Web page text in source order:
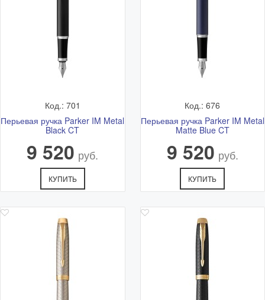
Код.: 701
Перьевая ручка Parker IM Metal
Black CT
9 520 руб.
КУПИТЬ
Код.: 676
Перьевая ручка Parker IM Metal
Matte Blue CT
9 520 руб.
КУПИТЬ